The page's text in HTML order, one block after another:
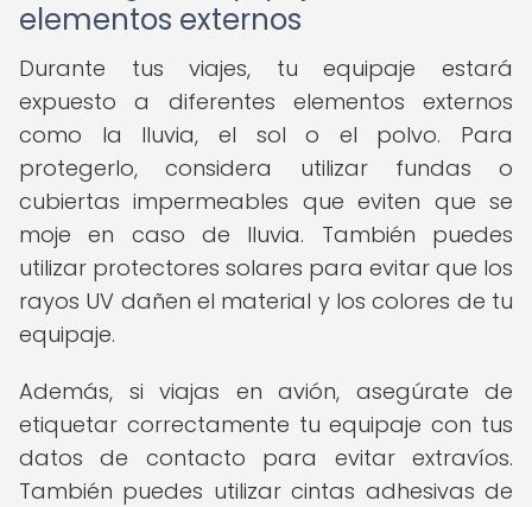
elementos externos
Durante tus viajes, tu equipaje estará
expuesto a diferentes elementos externos
como la lluvia, el sol o el polvo. Para
protegerlo, considera utilizar fundas o
cubiertas impermeables que eviten que se
moje en caso de lluvia. También puedes
utilizar protectores solares para evitar que los
rayos UV dañen el material y los colores de tu
equipaje.
Además, si viajas en avión, asegúrate de
etiquetar correctamente tu equipaje con tus
datos de contacto para evitar extravíos.
También puedes utilizar cintas adhesivas de